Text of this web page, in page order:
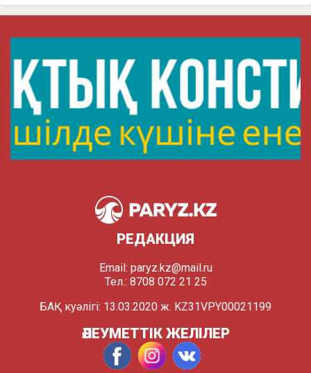
РЕДАКЦИЯ
Email: paryz.kz@mail.ru
Тел.: 8708 072 21 25
БАҚ куәлігі: 13.03.2020 ж. KZ31VPY00021199
ӘЛЕУМЕТТІК ЖЕЛІЛЕР